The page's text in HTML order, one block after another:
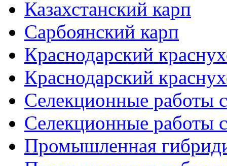
Казахстанский карп
Сарбоянский карп
Краснодарский
Краснодарский
Селекционные работы
Селекционные работы
Промышленная